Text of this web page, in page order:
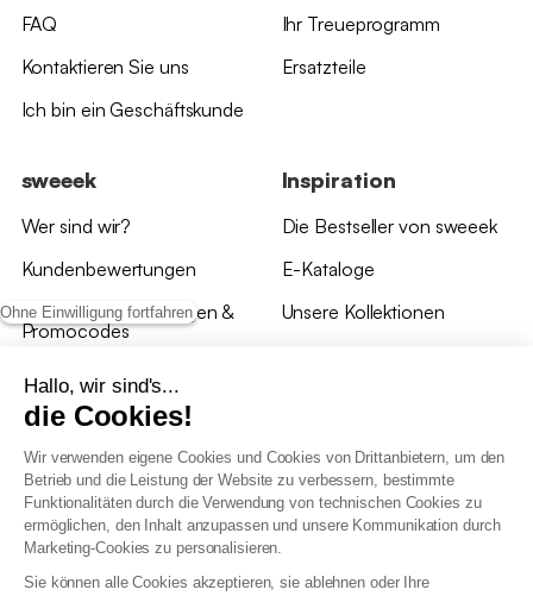
Ohne Einwilligung fortfahren
Hallo, wir sind's...
die Cookies!
Wir verwenden eigene Cookies und Cookies von Drittanbietern, um den
Betrieb und die Leistung der Website zu verbessern, bestimmte
Funktionalitäten durch die Verwendung von technischen Cookies zu
ermöglichen, den Inhalt anzupassen und unsere Kommunikation durch
Marketing-Cookies zu personalisieren.
Sie können alle Cookies akzeptieren, sie ablehnen oder Ihre
FAQ
Kontaktieren Sie uns
Ich bin ein Geschäftskunde
Ihr Treueprogramm
Ersatzteile
sweeek
Wer sind wir?
Kundenbewertungen
*Angebotsbedingungen &
Promocodes
Bewertungen von sweeek
Unsere Geschäfte
Inspiration
Die Bestseller von sweeek
E-Kataloge
Unsere Kollektionen
AGB Treueprogramm